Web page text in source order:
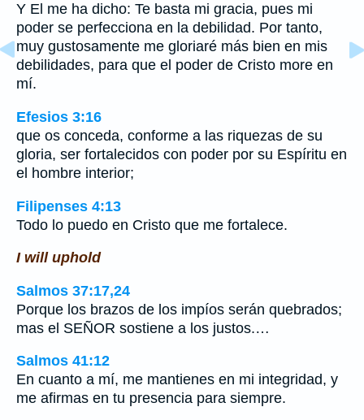
Y El me ha dicho: Te basta mi gracia, pues mi
poder se perfecciona en la debilidad. Por tanto,
muy gustosamente me gloriaré más bien en mis
debilidades, para que el poder de Cristo more en
mí.
Efesios 3:16
que os conceda, conforme a las riquezas de su
gloria, ser fortalecidos con poder por su Espíritu en
el hombre interior;
Filipenses 4:13
Todo lo puedo en Cristo que me fortalece.
I will uphold
Salmos 37:17,24
Porque los brazos de los impíos serán quebrados;
mas el SEÑOR sostiene a los justos.…
Salmos 41:12
En cuanto a mí, me mantienes en mi integridad, y
me afirmas en tu presencia para siempre.